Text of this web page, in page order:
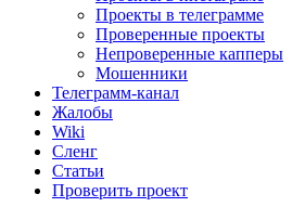
Проекты в телеграмме
Проверенные проекты
Непроверенные капперы
Мошенники
Телеграмм-канал
Жалобы
Wiki
Сленг
Статьи
Проверить проект